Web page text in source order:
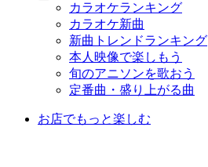
カラオケランキング
カラオケ新曲
新曲トレンドランキング
本人映像で楽しもう
旬のアニソンを歌おう
定番曲・盛り上がる曲
お店でもっと楽しむ